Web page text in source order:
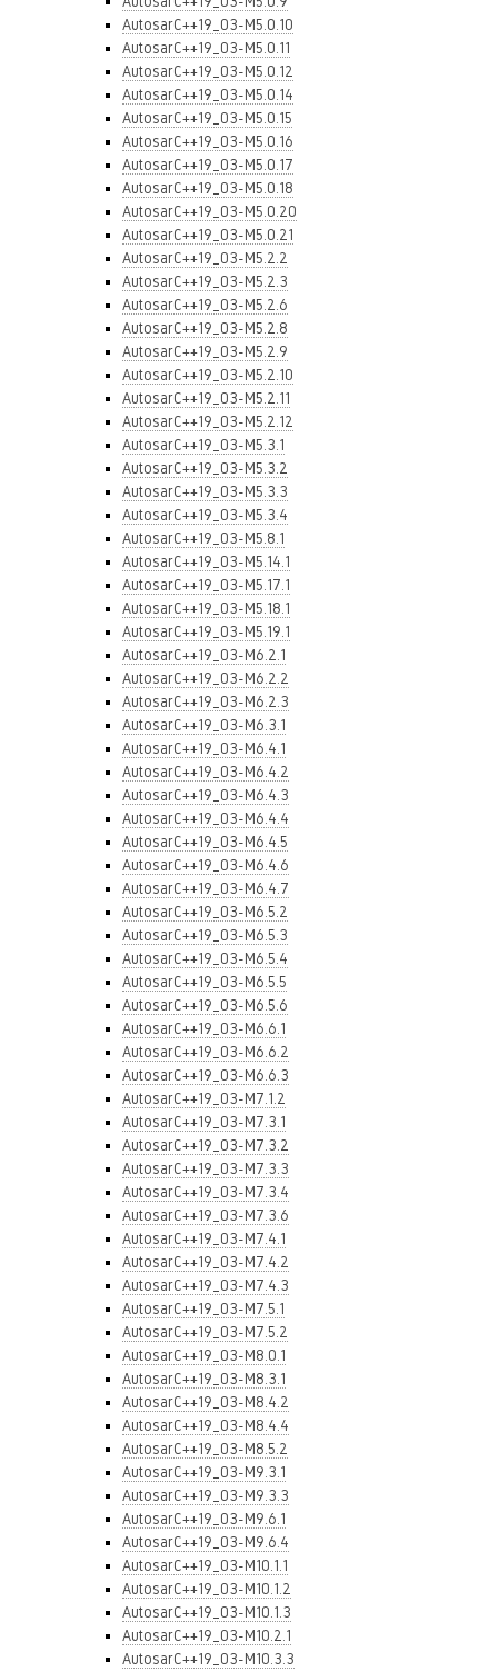
AutosarC++19_03-M5.0.10
AutosarC++19_03-M5.0.11
AutosarC++19_03-M5.0.12
AutosarC++19_03-M5.0.14
AutosarC++19_03-M5.0.15
AutosarC++19_03-M5.0.16
AutosarC++19_03-M5.0.17
AutosarC++19_03-M5.0.18
AutosarC++19_03-M5.0.20
AutosarC++19_03-M5.0.21
AutosarC++19_03-M5.2.2
AutosarC++19_03-M5.2.3
AutosarC++19_03-M5.2.6
AutosarC++19_03-M5.2.8
AutosarC++19_03-M5.2.9
AutosarC++19_03-M5.2.10
AutosarC++19_03-M5.2.11
AutosarC++19_03-M5.2.12
AutosarC++19_03-M5.3.1
AutosarC++19_03-M5.3.2
AutosarC++19_03-M5.3.3
AutosarC++19_03-M5.3.4
AutosarC++19_03-M5.8.1
AutosarC++19_03-M5.14.1
AutosarC++19_03-M5.17.1
AutosarC++19_03-M5.18.1
AutosarC++19_03-M5.19.1
AutosarC++19_03-M6.2.1
AutosarC++19_03-M6.2.2
AutosarC++19_03-M6.2.3
AutosarC++19_03-M6.3.1
AutosarC++19_03-M6.4.1
AutosarC++19_03-M6.4.2
AutosarC++19_03-M6.4.3
AutosarC++19_03-M6.4.4
AutosarC++19_03-M6.4.5
AutosarC++19_03-M6.4.6
AutosarC++19_03-M6.4.7
AutosarC++19_03-M6.5.2
AutosarC++19_03-M6.5.3
AutosarC++19_03-M6.5.4
AutosarC++19_03-M6.5.5
AutosarC++19_03-M6.5.6
AutosarC++19_03-M6.6.1
AutosarC++19_03-M6.6.2
AutosarC++19_03-M6.6.3
AutosarC++19_03-M7.1.2
AutosarC++19_03-M7.3.1
AutosarC++19_03-M7.3.2
AutosarC++19_03-M7.3.3
AutosarC++19_03-M7.3.4
AutosarC++19_03-M7.3.6
AutosarC++19_03-M7.4.1
AutosarC++19_03-M7.4.2
AutosarC++19_03-M7.4.3
AutosarC++19_03-M7.5.1
AutosarC++19_03-M7.5.2
AutosarC++19_03-M8.0.1
AutosarC++19_03-M8.3.1
AutosarC++19_03-M8.4.2
AutosarC++19_03-M8.4.4
AutosarC++19_03-M8.5.2
AutosarC++19_03-M9.3.1
AutosarC++19_03-M9.3.3
AutosarC++19_03-M9.6.1
AutosarC++19_03-M9.6.4
AutosarC++19_03-M10.1.1
AutosarC++19_03-M10.1.2
AutosarC++19_03-M10.1.3
AutosarC++19_03-M10.2.1
AutosarC++19_03-M10.3.3